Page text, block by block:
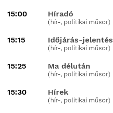
15:00 Híradó
(hír-, politikai műsor)
15:15 Időjárás-jelentés
(hír-, politikai műsor)
15:25 Ma délután
(hír-, politikai műsor)
15:30 Hírek
(hír-, politikai műsor)